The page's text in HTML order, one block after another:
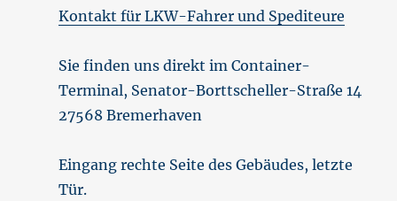
Kontakt für LKW-Fahrer und Spediteure
Sie finden uns direkt im Container-
Terminal, Senator-Borttscheller-Straße 14
27568 Bremerhaven
Eingang rechte Seite des Gebäudes, letzte
Tür.